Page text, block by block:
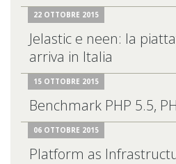
22 OTTOBRE 2015
Jelastic e neen: la
arriva in Italia
15 OTTOBRE 2015
Benchmark PHP 5.5,
06 OTTOBRE 2015
Platform as